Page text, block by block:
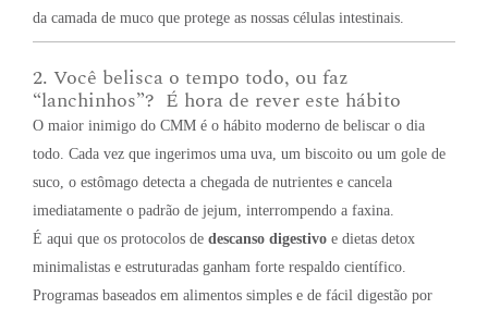
da camada de muco que protege as nossas células intestinais.
2. Você belisca o tempo todo, ou faz
“lanchinhos”? É hora de rever este hábito
O maior inimigo do CMM é o hábito moderno de beliscar o dia
todo. Cada vez que ingerimos uma uva, um biscoito ou um gole de
suco, o estômago detecta a chegada de nutrientes e cancela
imediatamente o padrão de jejum, interrompendo a faxina.
É aqui que os protocolos de descanso digestivo e dietas detox
minimalistas e estruturadas ganham forte respaldo científico.
Programas baseados em alimentos simples e de fácil digestão por